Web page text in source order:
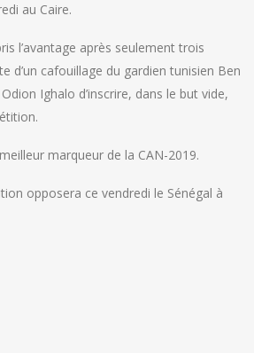
au Caire.
l’avantage après seulement trois
d’un cafouillage du gardien tunisien Ben
Ighalo d’inscrire, dans le but vide,
marqueur de la CAN-2019.
opposera ce vendredi le Sénégal à